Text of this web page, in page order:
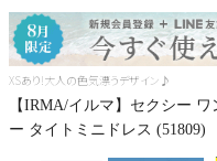
Pleaser
XSあり!大人の色気漂うデザイン♪
【IRMA/イルマ】セクシー
ー タイトミニドレス (51809)